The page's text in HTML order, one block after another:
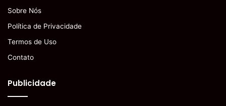
Sobre Nós
Política de Privacidade
Termos de Uso
Contato
Publicidade